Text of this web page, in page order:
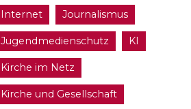
Internet Journalismus
Jugendmedienschutz KI
Kirche im Netz
Kirche und Gesellschaft